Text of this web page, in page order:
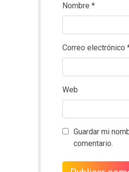
Nombre *
Correo electrónico
Web
Guardar mi
comentario.